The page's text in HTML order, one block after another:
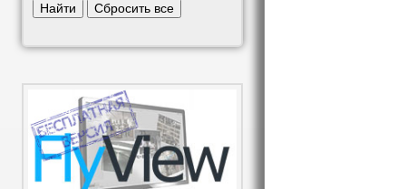
Найти Сбросить все